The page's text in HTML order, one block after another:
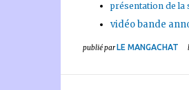
présentation de la
vidéo bande
publié parLE MANGACHAT